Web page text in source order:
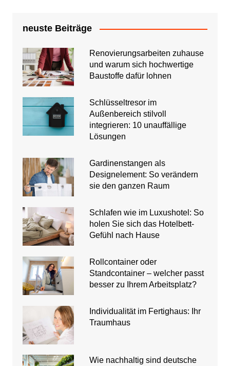
neuste Beiträge
Renovierungsarbeiten zuhause
und warum sich hochwertige
Baustoffe dafür lohnen
Schlüsseltresor im
Außenbereich stilvoll
integrieren: 10 unauffällige
Lösungen
Gardinenstangen als
Designelement: So verändern
sie den ganzen Raum
Schlafen wie im Luxushotel: So
holen Sie sich das Hotelbett-
Gefühl nach Hause
Rollcontainer oder
Standcontainer – welcher passt
besser zu Ihrem Arbeitsplatz?
Individualität im Fertighaus: Ihr
Traumhaus
Wie nachhaltig sind deutsche